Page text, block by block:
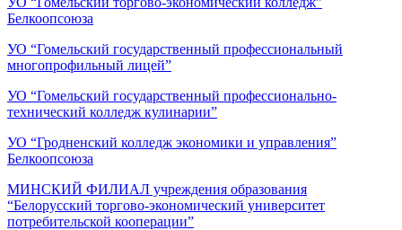
Белкоопсоюза
УО “Гомельский государственный профессиональный
многопрофильный лицей”
УО “Гомельский государственный профессионально-
технический колледж кулинарии”
УО “Гродненский колледж экономики и управления”
Белкоопсоюза
МИНСКИЙ ФИЛИАЛ учреждения образования
“Белорусский торгово-экономический университет
потребительской кооперации”